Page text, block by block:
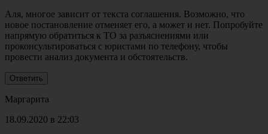
Аля, многое зависит от текста соглашения. Возможно, что
новое постановление отменяет его, а может и нет. Попробуйте
напрямую обратиться к ТО за разъяснениями или
проконсультироваться с юристами по телефону, чтобы
провести анализ документа и обстоятельств.
Маргарита
18.09.2020 в 22:03